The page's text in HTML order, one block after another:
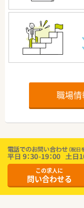
職場
この求人に
問い合わせる